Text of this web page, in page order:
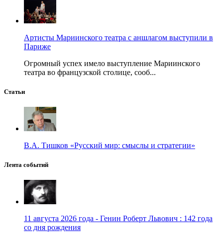
Артисты Мариинского театра с аншлагом выступили в
Париже
Огромный успех имело выступление Мариинского
театра во французской столице, сооб...
Статьи
В.А. Тишков «Русский мир: смыслы и стратегии»
Лента событий
11 августа 2026 года - Генин Роберт Львович : 142 года
со дня рождения